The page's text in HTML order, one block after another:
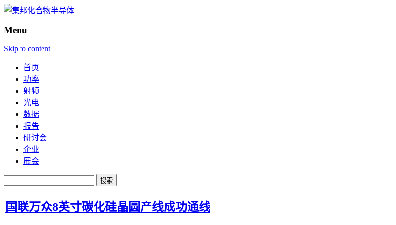
Menu
Skip to content
首页
功率
射频
光电
数据
报告
研讨会
企业
展会
国联万众8英寸碳化硅晶圆产线成功通线